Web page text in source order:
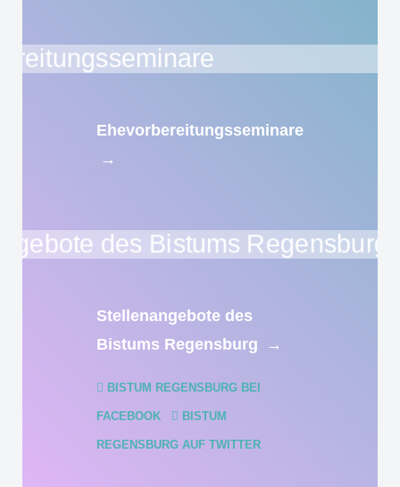
Ehevorbereitungsseminare
→
Stellenangebote des
Bistums Regensburg
→
BISTUM REGENSBURG BEI
FACEBOOK BISTUM
REGENSBURG AUF TWITTER